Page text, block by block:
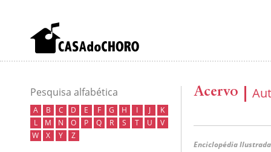
Pesquisa alfabética
A B C D E F G H I J
K
L
M N O P Q R S T U
V
W
X Y Z
Acervo
Enciclopédia Ilustrada